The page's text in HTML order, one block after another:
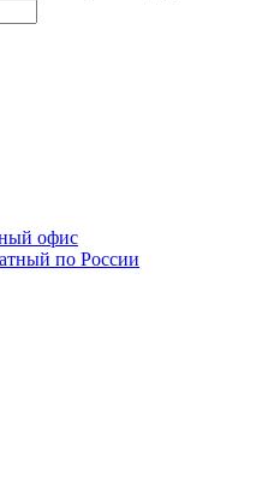
офис
по России